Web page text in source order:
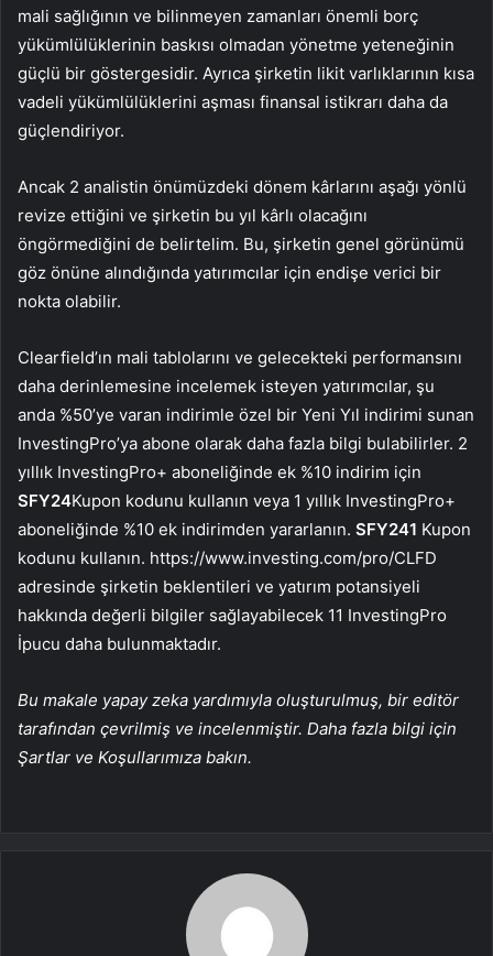
mali sağlığının ve bilinmeyen zamanları önemli borç
yükümlülüklerinin baskısı olmadan yönetme yeteneğinin
güçlü bir göstergesidir. Ayrıca şirketin likit varlıklarının kısa
vadeli yükümlülüklerini aşması finansal istikrarı daha da
güçlendiriyor.
Ancak 2 analistin önümüzdeki dönem kârlarını aşağı yönlü
revize ettiğini ve şirketin bu yıl kârlı olacağını
öngörmediğini de belirtelim. Bu, şirketin genel görünümü
göz önüne alındığında yatırımcılar için endişe verici bir
nokta olabilir.
Clearfield’ın mali tablolarını ve gelecekteki performansını
daha derinlemesine incelemek isteyen yatırımcılar, şu
anda %50’ye varan indirimle özel bir Yeni Yıl indirimi sunan
InvestingPro’ya abone olarak daha fazla bilgi bulabilirler. 2
yıllık InvestingPro+ aboneliğinde ek %10 indirim için
SFY24Kupon kodunu kullanın veya 1 yıllık InvestingPro+
aboneliğinde %10 ek indirimden yararlanın. SFY241 Kupon
kodunu kullanın. https://www.investing.com/pro/CLFD
adresinde şirketin beklentileri ve yatırım potansiyeli
hakkında değerli bilgiler sağlayabilecek 11 InvestingPro
İpucu daha bulunmaktadır.
Bu makale yapay zeka yardımıyla oluşturulmuş, bir editör
tarafından çevrilmiş ve incelenmiştir. Daha fazla bilgi için
Şartlar ve Koşullarımıza bakın.